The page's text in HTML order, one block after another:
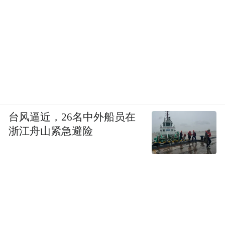
台风逼近，26名中外船员在
浙江舟山紧急避险